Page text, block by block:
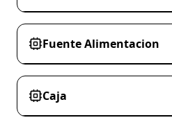
Fuente Alimentacion
Caja